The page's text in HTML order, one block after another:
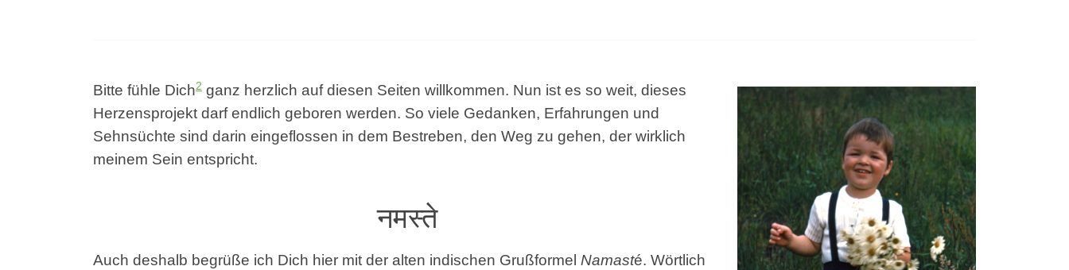
Bitte fühle Dich2 ganz herzlich auf diesen Seiten willkommen. Nun ist es so weit, dieses
Herzensprojekt darf endlich geboren werden. So viele Gedanken, Erfahrungen und
Sehnsüchte sind darin eingeflossen in dem Bestreben, den Weg zu gehen, der wirklich
meinem Sein entspricht.
नमस्ते
Auch deshalb begrüße ich Dich hier mit der alten indischen Grußformel Namasté. Wörtlich